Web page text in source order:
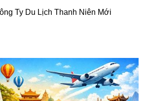
Ty Du Lịch Thanh Niên Mới